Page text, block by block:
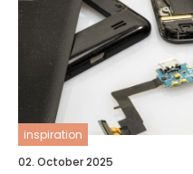
inspiration
02. October 2025